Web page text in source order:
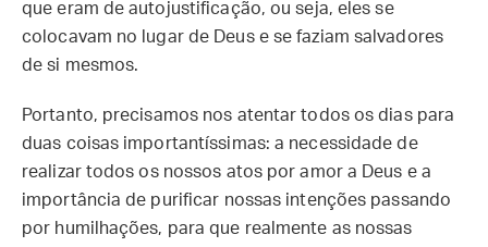
que eram de autojustificação, ou seja, eles se
colocavam no lugar de Deus e se faziam salvadores
de si mesmos.
Portanto, precisamos nos atentar todos os dias para
duas coisas importantíssimas: a necessidade de
realizar todos os nossos atos por amor a Deus e a
importância de purificar nossas intenções passando
por humilhações, para que realmente as nossas